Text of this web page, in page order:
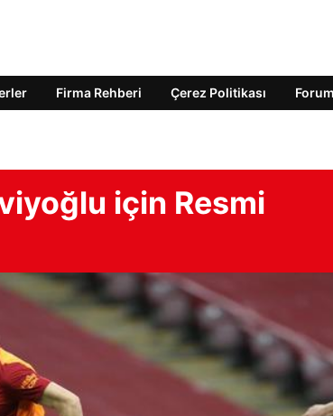
Firma Rehberi Çerez Politikası Forum
için Resmi